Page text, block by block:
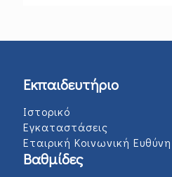
Εκπαιδευτήριο
Ιστορικό
Εγκαταστάσεις
Εταιρική Κοινωνική Ευθύνη
Βαθμίδες